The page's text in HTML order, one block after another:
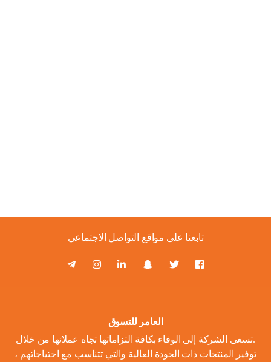
تابعنا على مواقع التواصل الاجتماعي
العامر للتسوق
.تسعى الشركة إلى الوفاء بكافة التزاماتها تجاه عملائها من خلال
توفير المنتجات ذات الجودة العالية والتي تتناسب مع احتياجاتهم ،